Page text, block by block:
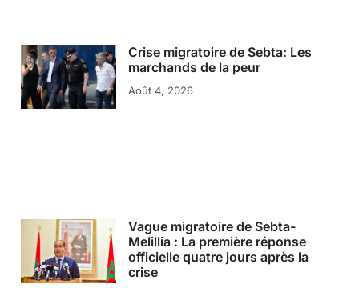
Crise migratoire de Sebta: Les
marchands de la peur
Août 4, 2026
Vague migratoire de Sebta-
Melillia : La première réponse
officielle quatre jours après la
crise